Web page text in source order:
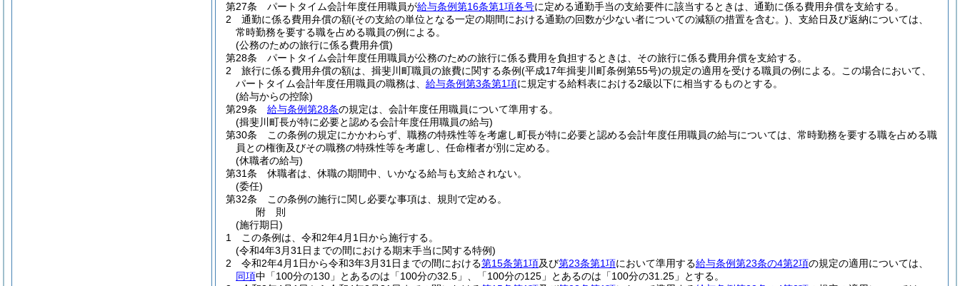
第27条
パートタイム会計年度任用職員が給与条例第16条第1項各号に定める通勤手当の支給要件に該当するときは、通勤に係る費用弁償を支給する。
2
通勤に係る費用弁償の額(その支給の単位となる一定の期間における通勤の回数が少ない者についての減額の措置を含む。) 、支給日及び返納については、
常時勤務を要する職を占める職員の例による。
(公務のための旅行に係る費用弁償)
第28条
パートタイム会計年度任用職員が公務のための旅行に係る費用を負担するときは、その旅行に係る費用弁償を支給する。
2
旅行に係る費用弁償の額は、揖斐川町職員の旅費に関する条例(平成17年揖斐川町条例第55号)の規定の適用を受ける職員の例による。
この場合において、
パートタイム会計年度任用職員の職務は、 給与条例第3条第1項に規定する給料表における2級以下に相当するものとする。
(給与からの控除)
第29条
給与条例第28条の規定は、会計年度任用職員について準用する。
(揖斐川町長が特に必要と認める会計年度任用職員の給与)
第30条
この条例の規定にかかわらず、職務の特殊性等を考慮し町長が特に必要と認める会計年度任用職員の給与については、常時勤務を要する職を占める職
員との権衡及びその職務の特殊性等を考慮し、任命権者が別に定める。
(休職者の給与)
第31条
休職者は、休職の期間中、いかなる給与も支給されない。
(委任)
第32条
この条例の施行に関し必要な事項は、規則で定める。
附 則
(施行期日)
1
この条例は、令和2年4月1日から施行する。
(令和4年3月31日までの間における期末手当に関する特例)
2
令和2年4月1日から令和3年3月31日までの間における第15条第1項及び第23条第1項において準用する給与条例第23条の4第2項の規定の適用については、
同項中「100分の130」とあるのは「100分の32.5」、「100分の125」とあるのは「100分の31.25」とする。